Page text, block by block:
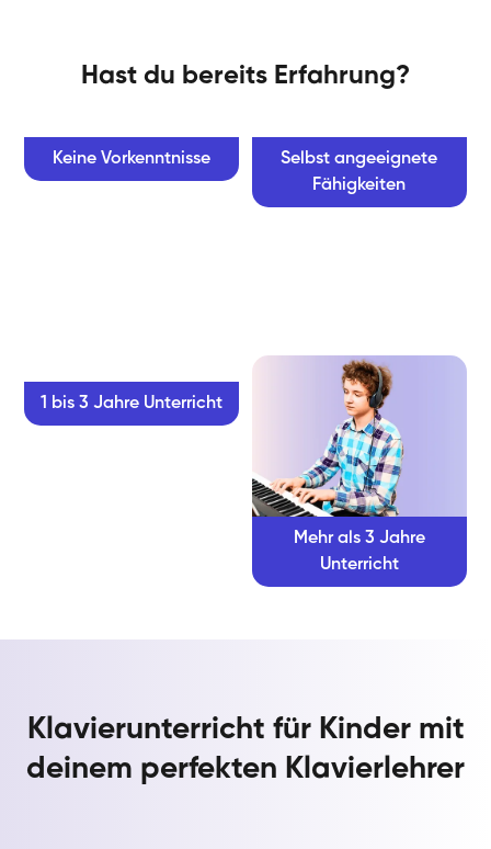
Hast du bereits Erfahrung?
Keine Vorkenntnisse
Selbst angeeignete
Fähigkeiten
1 bis 3 Jahre Unterricht
Mehr als 3 Jahre
Unterricht
Klavierunterricht für Kinder mit
deinem perfekten Klavierlehrer